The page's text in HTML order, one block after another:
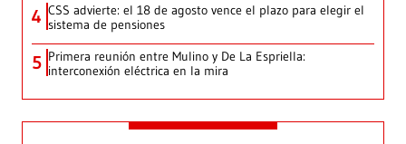
4 CSS advierte: el 18 de agosto vence el plazo para elegir el
sistema de pensiones
5 Primera reunión entre Mulino y De La Espriella:
interconexión eléctrica en la mira